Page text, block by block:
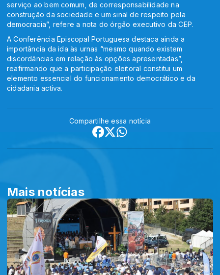
serviço ao bem comum, de corresponsabilidade na
construção da sociedade e um sinal de respeito pela
democracia”, refere a nota do órgão executivo da CEP.
A Conferência Episcopal Portuguesa destaca ainda a
importância da ida às urnas “mesmo quando existem
discordâncias em relação às opções apresentadas”,
reafirmando que a participação eleitoral constitui um
elemento essencial do funcionamento democrático e da
cidadania activa.
Compartilhe essa notícia
Mais notícias